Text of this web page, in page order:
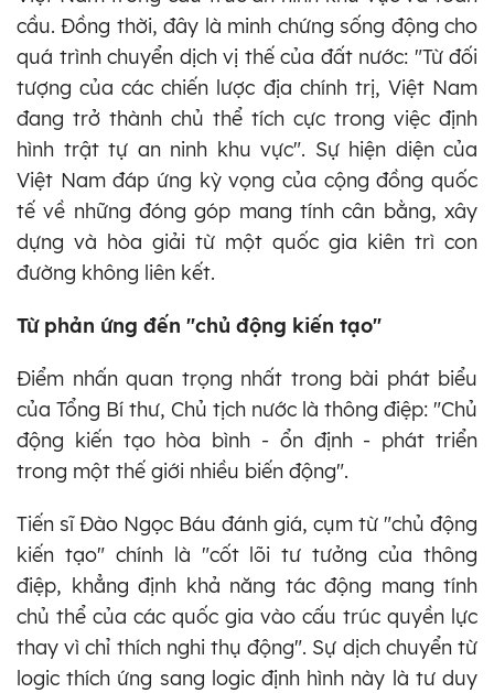
cầu. Đồng thời, đây là minh chứng sống động cho
quá trình chuyển dịch vị thế của đất nước: "Từ đối
tượng của các chiến lược địa chính trị, Việt Nam
đang trở thành chủ thể tích cực trong việc định
hình trật tự an ninh khu vực". Sự hiện diện của
Việt Nam đáp ứng kỳ vọng của cộng đồng quốc
tế về những đóng góp mang tính cân bằng, xây
dựng và hòa giải từ một quốc gia kiên trì con
đường không liên kết.
Từ phản ứng đến "chủ động kiến tạo"
Điểm nhấn quan trọng nhất trong bài phát biểu
của Tổng Bí thư, Chủ tịch nước là thông điệp: "Chủ
động kiến tạo hòa bình - ổn định - phát triển
trong một thế giới nhiều biến động".
Tiến sĩ Đào Ngọc Báu đánh giá, cụm từ "chủ động
kiến tạo" chính là "cốt lõi tư tưởng của thông
điệp, khẳng định khả năng tác động mang tính
chủ thể của các quốc gia vào cấu trúc quyền lực
thay vì chỉ thích nghi thụ động". Sự dịch chuyển từ
logic thích ứng sang logic định hình này là tư duy